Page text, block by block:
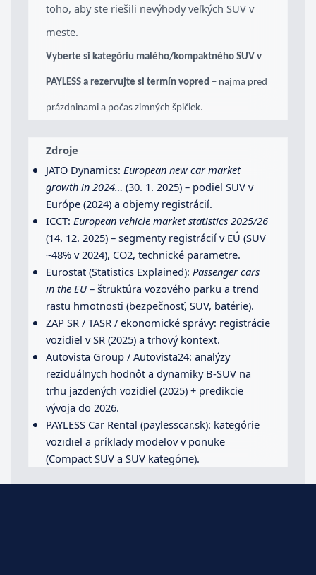
toho, aby ste riešili nevýhody veľkých SUV v
meste.
Vyberte si kategóriu malého/kompaktného SUV v
PAYLESS a rezervujte si termín vopred – najmä pred
prázdninami a počas zimných špičiek.
Zdroje
JATO Dynamics: European new car market
growth in 2024… (30. 1. 2025) – podiel SUV v
Európe (2024) a objemy registrácií.
ICCT: European vehicle market statistics 2025/26
(14. 12. 2025) – segmenty registrácií v EÚ (SUV
~48% v 2024), CO2, technické parametre.
Eurostat (Statistics Explained): Passenger cars
in the EU – štruktúra vozového parku a trend
rastu hmotnosti (bezpečnosť, SUV, batérie).
ZAP SR / TASR / ekonomické správy: registrácie
vozidiel v SR (2025) a trhový kontext.
Autovista Group / Autovista24: analýzy
reziduálnych hodnôt a dynamiky B-SUV na
trhu jazdených vozidiel (2025) + predikcie
vývoja do 2026.
PAYLESS Car Rental (paylesscar.sk): kategórie
vozidiel a príklady modelov v ponuke
(Compact SUV a SUV kategórie).